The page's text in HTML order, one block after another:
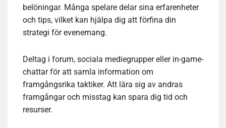
belöningar. Många spelare delar sina erfarenheter
och tips, vilket kan hjälpa dig att förfina din
strategi för evenemang.
Deltag i forum, sociala mediegrupper eller in-game-
chattar för att samla information om
framgångsrika taktiker. Att lära sig av andras
framgångar och misstag kan spara dig tid och
resurser.